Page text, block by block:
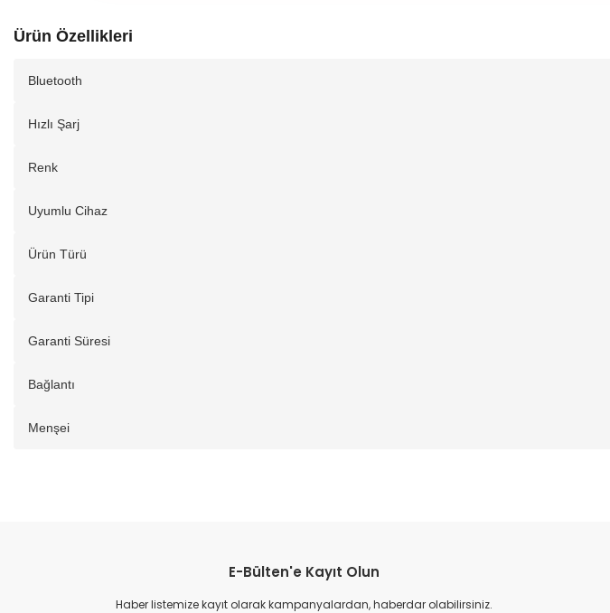
Ürün Özellikleri
Bluetooth
Hızlı Şarj
Renk
Uyumlu Cihaz
Ürün Türü
Garanti Tipi
Garanti Süresi
Bağlantı
Menşei
E-Bülten'e Kayıt Olun
Haber listemize kayıt olarak kampanyalardan, haberdar olabilirsiniz.